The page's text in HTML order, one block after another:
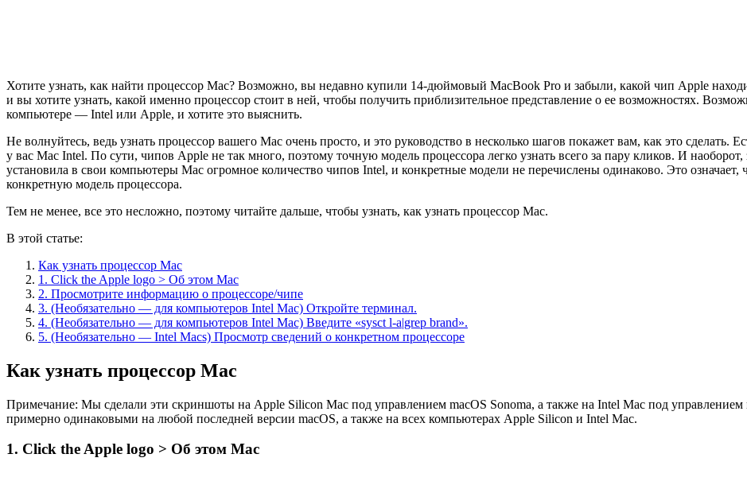
Хотите узнать, как найти процессор Mac? Возможно, вы недавно купили 14-дюймовый MacBook Pro и забыли, какой чип Apple
и вы хотите узнать, какой именно процессор стоит в ней, чтобы получить приблизительное представление о ее возможностях.
компьютере — Intel или Apple, и хотите это выяснить.
Не волнуйтесь, ведь узнать процессор вашего Mac очень просто, и это руководство в несколько шагов покажет вам, как это сделать.
у вас Mac Intel. По сути, чипов Apple не так много, поэтому точную модель процессора легко узнать всего за пару кликов. И
установила в свои компьютеры Mac огромное количество чипов Intel, и конкретные модели не перечислены одинаково. Это означает,
конкретную модель процессора.
Тем не менее, все это несложно, поэтому читайте дальше, чтобы узнать, как узнать процессор Mac.
В этой статье:
Как узнать процессор Mac
1. Click the Apple logo > Об этом Mac
2. Просмотрите информацию о процессоре/чипе
3. (Необязательно — для компьютеров Intel Mac) Откройте терминал.
4. (Необязательно — для компьютеров Intel Mac) Введите «sysct l-a|grep brand».
5. (Необязательно — Intel Macs) Просмотр сведений о конкретном процессоре
Как узнать процессор Mac
Примечание: Мы сделали эти скриншоты на Apple Silicon Mac под управлением macOS Sonoma, а также на Intel Mac под
примерно одинаковыми на любой последней версии macOS, а также на всех компьютерах Apple Silicon и Intel Mac.
1. Click the Apple logo > Об этом Mac